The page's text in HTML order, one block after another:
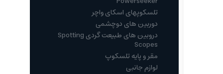
تلسکوپهای اسکای واچر
دوربین های دوچشمی
دروبین های طبیعت گردی Spotting
Scopes
مقر و پایه تلسکوپ
لوازم جانبی